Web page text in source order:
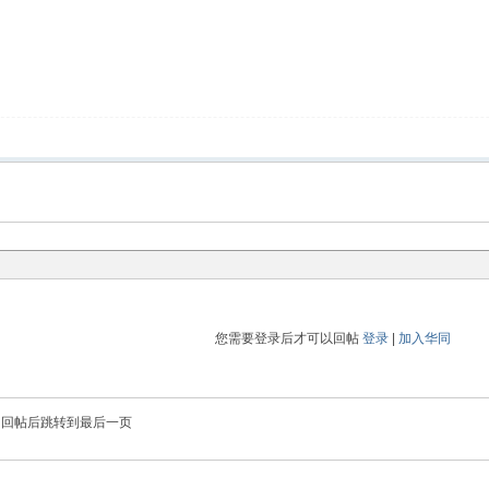
您需要登录后才可以回帖 登录| 加入华同
回帖后跳转到最后一页